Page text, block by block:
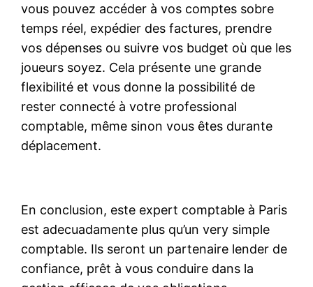
vous pouvez accéder à vos comptes sobre
temps réel, expédier des factures, prendre
vos dépenses ou suivre vos budget où que les
joueurs soyez. Cela présente une grande
flexibilité et vous donne la possibilité de
rester connecté à votre professional
comptable, même sinon vous êtes durante
déplacement.
En conclusion, este expert comptable à Paris
est adecuadamente plus qu’un very simple
comptable. Ils seront un partenaire lender de
confiance, prêt à vous conduire dans la